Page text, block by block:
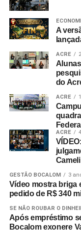
A
ACRE
do
ACRE
ACRE
Cameli
GESTÃO BOCALOM 3
Vídeo mostra briga
pedido de R$ 340
SE NÃO ROUBAR O
Após empréstimo
Bocalom exonere